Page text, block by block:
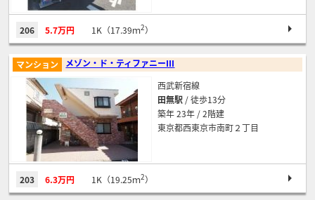
206 5.7万円 1K（17.39ｍ2）
メゾン・ド・ティファニーⅢ
マンション
西武新宿線
田無駅 / 徒歩13分
築年 23年 / 2階建
東京都西東京市南町２丁目
203 6.3万円 1K（19.25ｍ2）